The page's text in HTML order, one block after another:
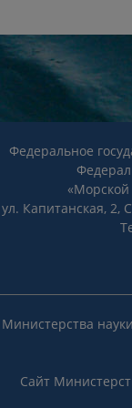
Федеральное
«Морской
ул. Капитанская, 2,
Сайт